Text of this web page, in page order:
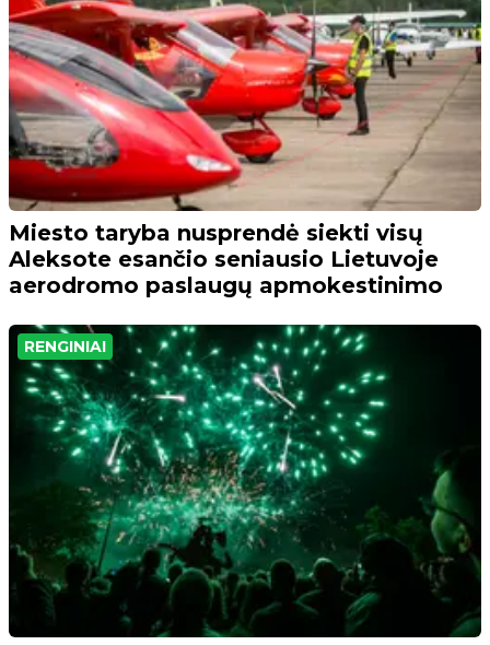
Miesto taryba nusprendė siekti visų
Aleksote esančio seniausio Lietuvoje
aerodromo paslaugų apmokestinimo
RENGINIAI